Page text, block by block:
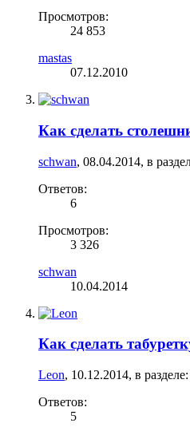
Просмотров:
24 853
mastas
07.12.2010
Как сделать
schwan, 08.04.2014, в
Ответов:
6
Просмотров:
3 326
schwan
10.04.2014
Как сделать
Leon, 10.12.2014, в разделе:
Ответов:
5